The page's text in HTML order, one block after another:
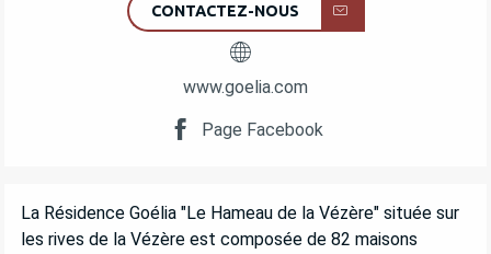
CONTACTEZ-NOUS
www.goelia.com
Page Facebook
DESCRIPTION
La Résidence Goélia "Le Hameau de la Vézère" située sur
les rives de la Vézère est composée de 82 maisons